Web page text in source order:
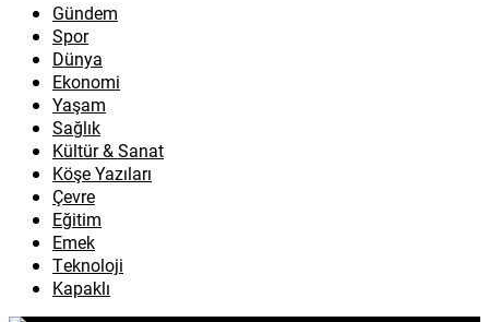
Gündem
Spor
Dünya
Ekonomi
Yaşam
Sağlık
Kültür & Sanat
Köşe Yazıları
Çevre
Eğitim
Emek
Teknoloji
Kapaklı